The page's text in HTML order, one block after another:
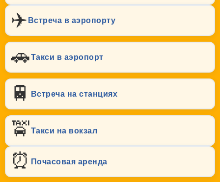
✈️ Встреча в аэропорту
🚗Такси в аэропорт
🚆 Встреча на станциях
🚖Такси на вокзал
⏰ Почасовая аренда